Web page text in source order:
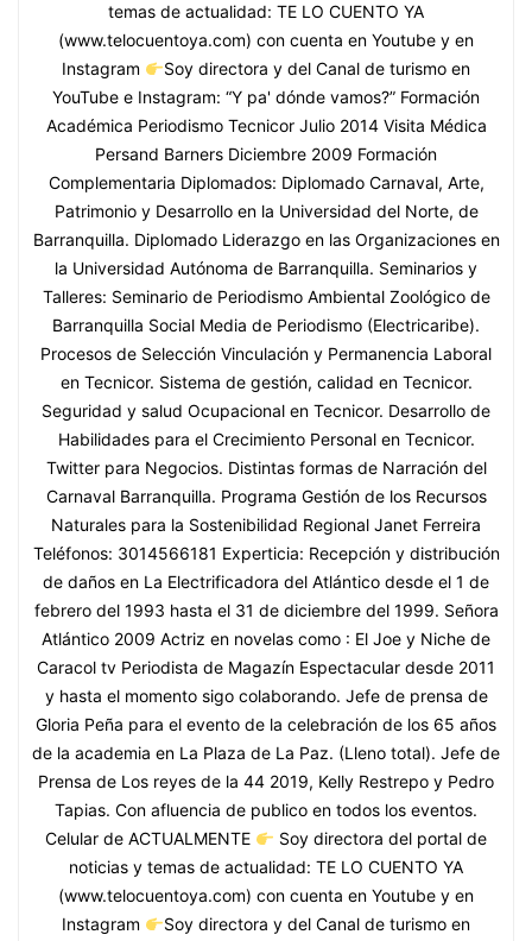
temas de actualidad: TE LO CUENTO YA
(www.telocuentoya.com) con cuenta en Youtube y en
Instagram
Soy directora y del Canal de turismo en
YouTube e Instagram: “Y pa' dónde vamos?” Formación
Académica Periodismo Tecnicor Julio 2014 Visita Médica
Persand Barners Diciembre 2009 Formación
Complementaria Diplomados: Diplomado Carnaval, Arte,
Patrimonio y Desarrollo en la Universidad del Norte, de
Barranquilla. Diplomado Liderazgo en las Organizaciones en
la Universidad Autónoma de Barranquilla. Seminarios y
Talleres: Seminario de Periodismo Ambiental Zoológico de
Barranquilla Social Media de Periodismo (Electricaribe).
Procesos de Selección Vinculación y Permanencia Laboral
en Tecnicor. Sistema de gestión, calidad en Tecnicor.
Seguridad y salud Ocupacional en Tecnicor. Desarrollo de
Habilidades para el Crecimiento Personal en Tecnicor.
Twitter para Negocios. Distintas formas de Narración del
Carnaval Barranquilla. Programa Gestión de los Recursos
Naturales para la Sostenibilidad Regional Janet Ferreira
Teléfonos: 3014566181 Experticia: Recepción y distribución
de daños en La Electrificadora del Atlántico desde el 1 de
febrero del 1993 hasta el 31 de diciembre del 1999. Señora
Atlántico 2009 Actriz en novelas como : El Joe y Niche de
Caracol tv Periodista de Magazín Espectacular desde 2011
y hasta el momento sigo colaborando. Jefe de prensa de
Gloria Peña para el evento de la celebración de los 65 años
de la academia en La Plaza de La Paz. (Lleno total). Jefe de
Prensa de Los reyes de la 44 2019, Kelly Restrepo y Pedro
Tapias. Con afluencia de publico en todos los eventos.
Celular de ACTUALMENTE
Soy directora del portal de
noticias y temas de actualidad: TE LO CUENTO YA
(www.telocuentoya.com) con cuenta en Youtube y en
Instagram
Soy directora y del Canal de turismo en